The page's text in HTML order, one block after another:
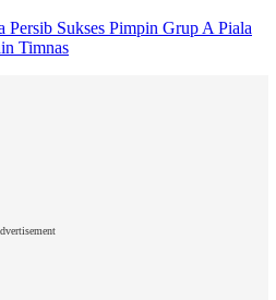
Persib Sukses Pimpin Grup A Piala
Timnas